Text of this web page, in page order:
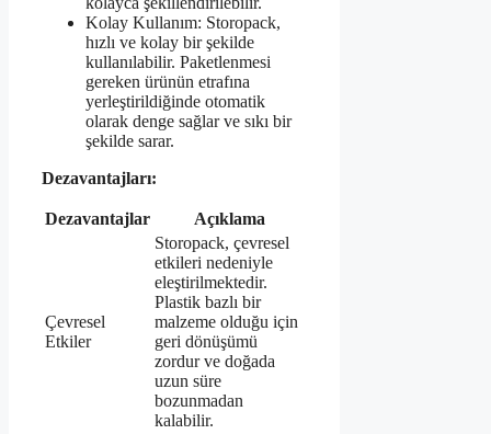
Kolay Kullanım: Storopack,
hızlı ve kolay bir şekilde
kullanılabilir. Paketlenmesi
gereken ürünün etrafına
yerleştirildiğinde otomatik
olarak denge sağlar ve sıkı bir
şekilde sarar.
Dezavantajları:
Dezavantajlar Açıklama
Çevresel
Etkiler
Storopack, çevresel
etkileri nedeniyle
eleştirilmektedir.
Plastik bazlı bir
malzeme olduğu için
geri dönüşümü
zordur ve doğada
uzun süre
bozunmadan
kalabilir.